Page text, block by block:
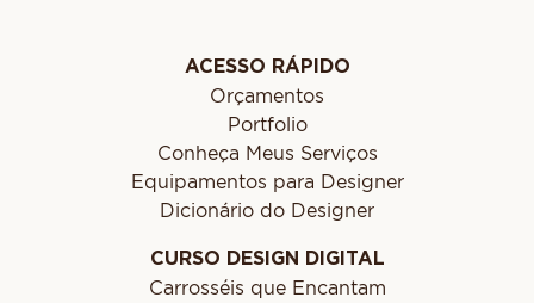
ACESSO RÁPIDO
Orçamentos
Portfolio
Conheça Meus Serviços
Equipamentos para Designer
Dicionário do Designer
CURSO DESIGN DIGITAL
Carrosséis que Encantam